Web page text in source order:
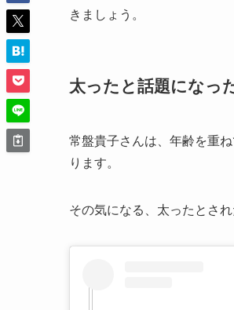
きましょう。
太ったと話題になっ
常盤貴子さんは、年齢を重
ります。
その気になる、太ったとさ